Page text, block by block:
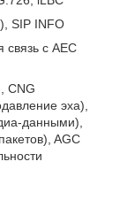
SIP INFO
связь с AEC
CNG
эха),
данными),
AGC